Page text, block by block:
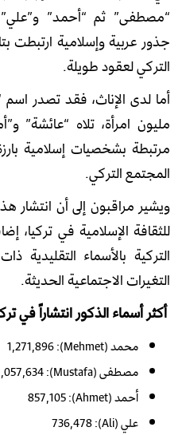
“مصطفى” ثم “أحمد”
جذور عربية وإسلامية ارتبطت
التركي لعقود طويلة.
مليون امرأة، تلاه “عائشة”
مرتبطة بشخصيات إسلامية
المجتمع التركي.
ويشير مراقبون إلى أن انتشار
للثقافة الإسلامية في تركيا،
التركية بالأسماء التقليدية
التغيرات الاجتماعية الحديثة.
أكثر أسماء الذكور انتشاراً في
محمد (Mehmet): 1,271,896
مصطفى (Mustafa): 1,057,634
أحمد (Ahmet): 857,105
علي (Ali): 736,478